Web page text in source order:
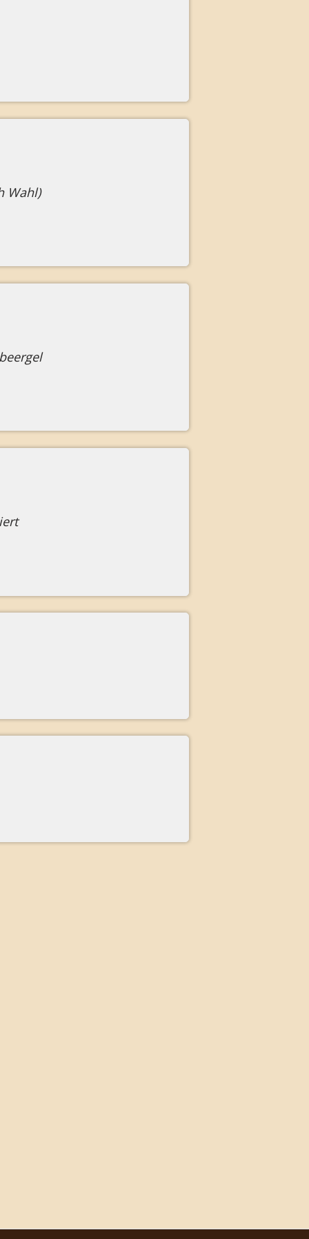
Wahl)